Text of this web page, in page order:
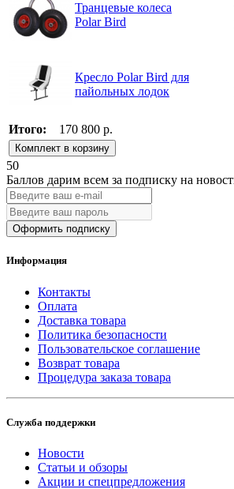
Транцевые колеса
Polar Bird
Кресло Polar Bird для
пайольных лодок
Итого: 170 800 р.
Комплект в корзину
50
Баллов дарим всем за подписку на
Оформить подписку
Информация
Контакты
Оплата
Доставка товара
Политика безопасности
Пользовательское соглашение
Возврат товара
Процедура заказа товара
Служба поддержки
Новости
Статьи и обзоры
Акции и спецпредложения